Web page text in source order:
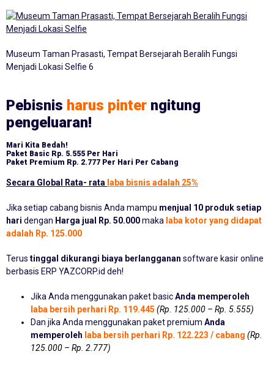
Museum Taman Prasasti, Tempat Bersejarah Beralih Fungsi
Menjadi Lokasi Selfie 6
Pebisnis harus pinter ngitung
pengeluaran!
Mari Kita Bedah!
Paket Basic Rp. 5.555 Per Hari
Paket Premium Rp. 2.777 Per Hari Per Cabang
Secara Global Rata- rata laba bisnis adalah 25%
Jika setiap cabang bisnis Anda mampu menjual 10 produk setiap
hari dengan Harga jual Rp. 50.000maka laba kotor yang didapat
adalah Rp. 125.000
Terus tinggal dikurangi biaya berlangganan software kasir online
berbasis ERP YAZCORP.id deh!
Jika Anda menggunakan paket basicAnda memperoleh
laba bersih perhari Rp. 119.445 (Rp. 125.000 – Rp. 5.555)
Dan jika Anda menggunakan paket premium Anda
memperoleh laba bersih perhari Rp. 122.223 / cabang (Rp.
125.000 – Rp. 2.777)